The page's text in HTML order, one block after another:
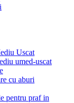
Uscat
umed-uscat
cu aburi
pentru praf in